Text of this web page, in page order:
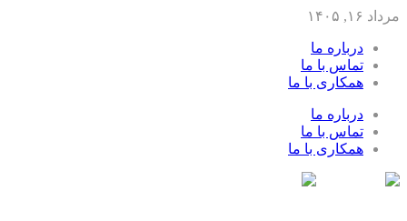
مرداد ۱۶, ۱۴۰۵
درباره ما
تماس با ما
همکاری با ما
درباره ما
تماس با ما
همکاری با ما